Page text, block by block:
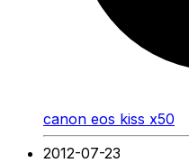
canon eos kiss x50
2012-07-23